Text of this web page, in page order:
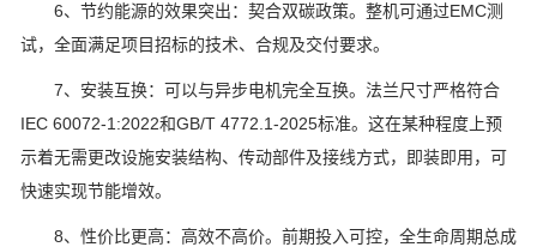
6、节约能源的效果突出：契合双碳政策。整机可通过EMC测
试，全面满足项目招标的技术、合规及交付要求。
7、安装互换：可以与异步电机完全互换。法兰尺寸严格符合
IEC 60072-1:2022和GB/T 4772.1-2025标准。这在某种程度上预
示着无需更改设施安装结构、传动部件及接线方式，即装即用，可
快速实现节能增效。
8、性价比更高：高效不高价。前期投入可控，全生命周期总成